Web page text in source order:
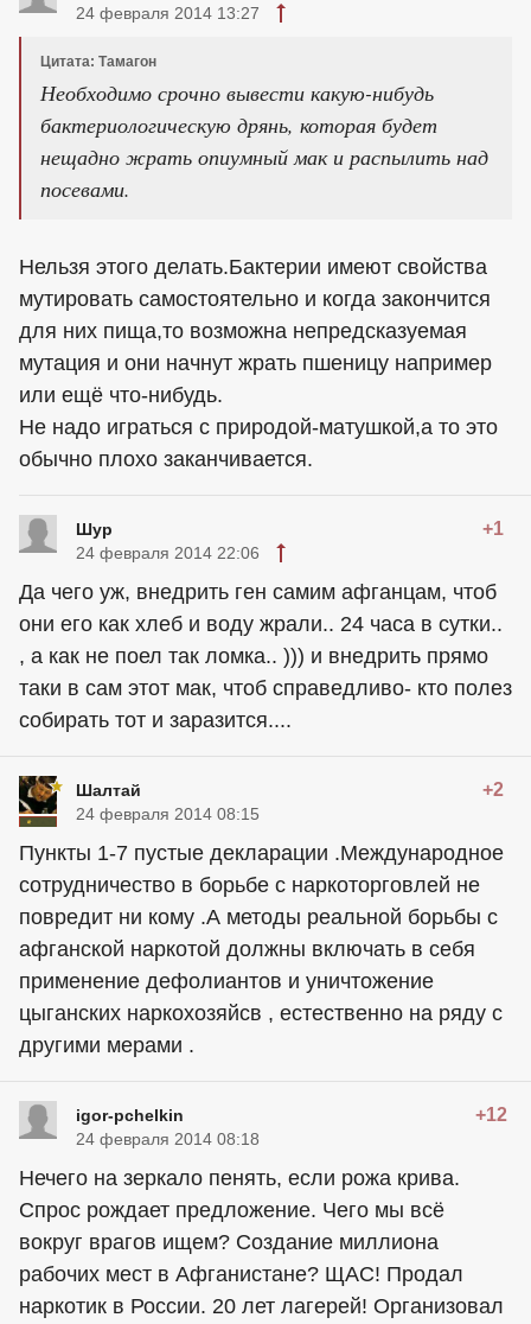
24 февраля 2014 13:27
Цитата: Тамагон
Необходимо срочно вывести какую-нибудь
бактериологическую дрянь, которая будет
нещадно жрать опиумный мак и распылить над
посевами.
Нельзя этого делать.Бактерии имеют свойства
мутировать самостоятельно и когда закончится
для них пища,то возможна непредсказуемая
мутация и они начнут жрать пшеницу например
или ещё что-нибудь.
Не надо играться с природой-матушкой,а то это
обычно плохо заканчивается.
Шур +1
24 февраля 2014 22:06
Да чего уж, внедрить ген самим афганцам, чтоб
они его как хлеб и воду жрали.. 24 часа в сутки..
, а как не поел так ломка.. ))) и внедрить прямо
таки в сам этот мак, чтоб справедливо- кто полез
собирать тот и заразится....
Шалтай +2
24 февраля 2014 08:15
Пункты 1-7 пустые декларации .Международное
сотрудничество в борьбе с наркоторговлей не
повредит ни кому .А методы реальной борьбы с
афганской наркотой должны включать в себя
применение дефолиантов и уничтожение
цыганских наркохозяйсв , естественно на ряду с
другими мерами .
igor-pchelkin +12
24 февраля 2014 08:18
Нечего на зеркало пенять, если рожа крива.
Спрос рождает предложение. Чего мы всё
вокруг врагов ищем? Создание миллиона
рабочих мест в Афганистане? ЩАС! Продал
наркотик в России. 20 лет лагерей! Организовал